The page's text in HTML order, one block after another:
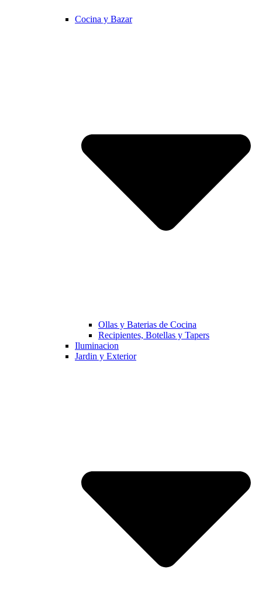
Cocina y Bazar
Ollas y Baterias de Cocina
Recipientes, Botellas y Tapers
Iluminacion
Jardin y Exterior